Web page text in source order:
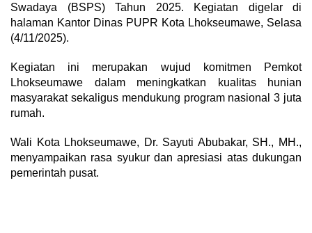
Swadaya (BSPS) Tahun 2025. Kegiatan digelar di
halaman Kantor Dinas PUPR Kota Lhokseumawe, Selasa
(4/11/2025).
Kegiatan ini merupakan wujud komitmen Pemkot
Lhokseumawe dalam meningkatkan kualitas hunian
masyarakat sekaligus mendukung program nasional 3 juta
rumah.
Wali Kota Lhokseumawe, Dr. Sayuti Abubakar, SH., MH.,
menyampaikan rasa syukur dan apresiasi atas dukungan
pemerintah pusat.